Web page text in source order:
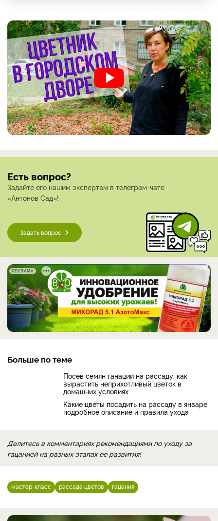
Есть вопрос?
Задайте его нашим экспертам в телеграм-чате
«Антонов Сад»!
Задать вопрос
РЕКЛАМА
Больше по теме
Посев семян ганации на рассаду: как
вырастить неприхотливый цветок в
домашних условиях
Какие цветы посадить на рассаду в январе:
подробное описание и правила ухода
Делитесь в комментариях рекомендациями по уходу за
гацанией на разных этапах ее развития!
мастер-класс рассада цветов гацания